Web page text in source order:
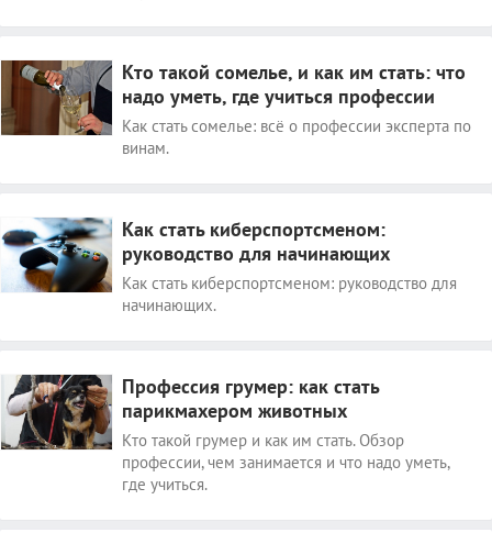
Кто такой сомелье, и как им стать: что
надо уметь, где учиться профессии
Как стать сомелье: всё о профессии эксперта по
винам.
Как стать киберспортсменом:
руководство для начинающих
Как стать киберспортсменом: руководство для
начинающих.
Профессия грумер: как стать
парикмахером животных
Кто такой грумер и как им стать. Обзор
профессии, чем занимается и что надо уметь,
где учиться.